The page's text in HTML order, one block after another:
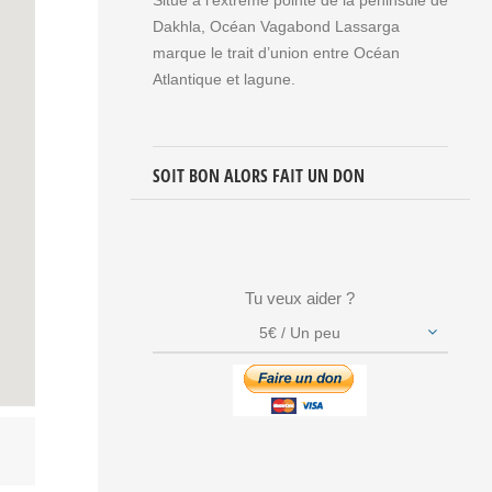
Dakhla, Océan Vagabond Lassarga
marque le trait d’union entre Océan
Atlantique et lagune.
SOIT BON ALORS FAIT UN DON
Tu veux aider ?
5€ / Un peu